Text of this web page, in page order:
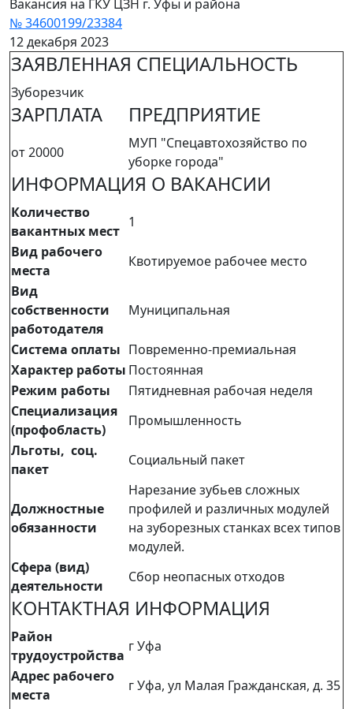
Вакансия на ГКУ ЦЗН г. Уфы и района
№ 34600199/23384
12 декабря 2023
ЗАЯВЛЕННАЯ СПЕЦИАЛЬНОСТЬ
Зуборезчик
ЗАРПЛАТА ПРЕДПРИЯТИЕ
от 20000
МУП "Спецавтохозяйство по
уборке города"
ИНФОРМАЦИЯ О ВАКАНСИИ
Количество
вакантных мест
1
Вид рабочего
места
Квотируемое рабочее место
Вид
собственности
работодателя
Муниципальная
Система оплаты Повременно-премиальная
Характер работы Постоянная
Режим работы
Пятидневная рабочая неделя
Специализация
(профобласть)
Промышленность
Льготы, соц.
пакет
Социальный пакет
Должностные
обязанности
Нарезание зубьев сложных
профилей и различных модулей
на зуборезных станках всех типов
модулей.
Сфера (вид)
деятельности
Сбор неопасных отходов
КОНТАКТНАЯ ИНФОРМАЦИЯ
Район
трудоустройства
г Уфа
Адрес рабочего
места
г Уфа, ул Малая Гражданская, д. 35